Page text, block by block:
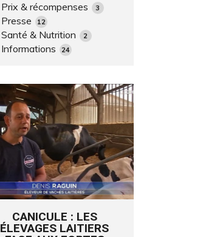
Prix & récompenses 3
Presse 12
Santé & Nutrition 2
Informations 24
CANICULE : LES
ÉLEVAGES LAITIERS